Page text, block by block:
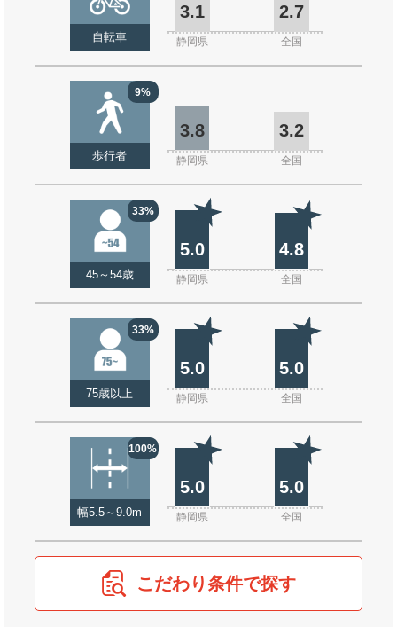
自転車
3.1 2.7
静岡県 全国
9%
歩行者
3.8 3.2
静岡県 全国
33%
45～54歳
5.0 4.8
静岡県 全国
33%
75歳以上
5.0 5.0
静岡県 全国
100%
幅5.5～9.0m
5.0 5.0
静岡県 全国
こだわり条件で探す